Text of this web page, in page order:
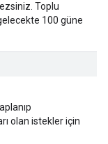
Toplu
100 güne
olan istekler için